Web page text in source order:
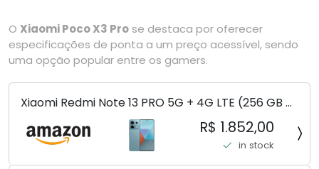
O Xiaomi Poco X3 Pro se destaca por oferecer
especificações de ponta a um preço acessível, sendo
uma opção popular entre os gamers.
Xiaomi Redmi Note 13 PRO 5G + 4G LTE (256 GB +
8 GB) 200 MP Triplo (Mobile Mint Tello e) +
(Pacote de carregador duplo de carro rápido)
(Ocean Teal (ROM))
R$ 1.852,00
in stock